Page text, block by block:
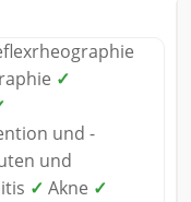
✓
und -
und
✓ Akne ✓